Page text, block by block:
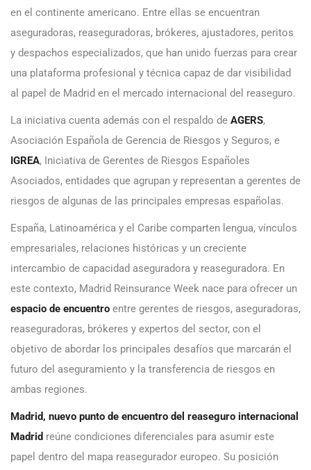
en el continente americano. Entre ellas se encuentran
aseguradoras, reaseguradoras, brókeres, ajustadores, peritos
y despachos especializados, que han unido fuerzas para crear
una plataforma profesional y técnica capaz de dar visibilidad
al papel de Madrid en el mercado internacional del reaseguro.
La iniciativa cuenta además con el respaldo de AGERS,
Asociación Española de Gerencia de Riesgos y Seguros, e
IGREA, Iniciativa de Gerentes de Riesgos Españoles
Asociados, entidades que agrupan y representan a gerentes de
riesgos de algunas de las principales empresas españolas.
España, Latinoamérica y el Caribe comparten lengua, vínculos
empresariales, relaciones históricas y un creciente
intercambio de capacidad aseguradora y reaseguradora. En
este contexto, Madrid Reinsurance Week nace para ofrecer un
espacio de encuentro entre gerentes de riesgos, aseguradoras,
reaseguradoras, brókeres y expertos del sector, con el
objetivo de abordar los principales desafíos que marcarán el
futuro del aseguramiento y la transferencia de riesgos en
ambas regiones.
Madrid, nuevo punto de encuentro del reaseguro internacional
Madrid reúne condiciones diferenciales para asumir este
papel dentro del mapa reasegurador europeo. Su posición